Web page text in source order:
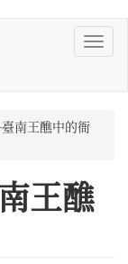
南王醮中的衙
王醮